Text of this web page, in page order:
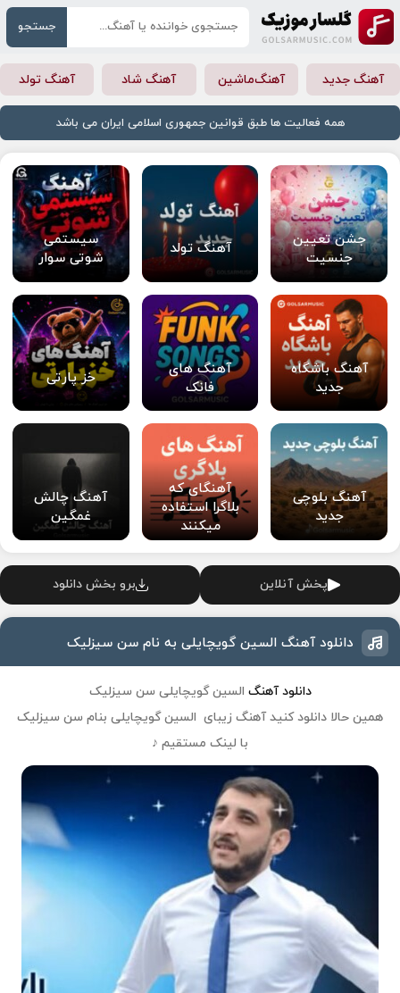
جستجو
آهنگ جدید آهنگ‌ماشین آهنگ شاد آهنگ تولد
همه فعالیت ها طبق قوانین جمهوری اسلامی ایران می باشد
جشن تعیین
جنسیت
آهنگ تولد
سیستمی
شوتی سوار
آهنگ باشگاه
جدید
آهنگ های
فانک
خز پارتی
آهنگ بلوچی
جدید
آهنگای که
بلاگرا استفاده
میکنند
آهنگ چالش
غمگین
پخش آنلاین برو بخش دانلود
دانلود آهنگ السین گویچایلی به نام سن سیزلیک
دانلود آهنگ السین گویچایلی سن سیزلیک
همین حالا دانلود کنید آهنگ زیبای السین گویچایلی بنام سن سیزلیک
با لینک مستقیم ♪